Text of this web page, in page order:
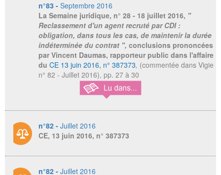
n°83 - Septembre 2016
La Semaine juridique, n° 28 - 18 juillet 2016, "
Reclassement d'un agent recruté par CDI :
obligation, dans tous les cas, de maintenir la durée
indéterminée du contrat ", conclusions prononcées
par Vincent Daumas, rapporteur public dans l'affaire
du CE 13 juin 2016, n° 387373, (commentée dans Vigie
n° 82 - Juillet 2016), pp. 27 à 30
n°82 - Juillet 2016
CE, 13 juin 2016, n° 387373
n°82 - Juillet 2016